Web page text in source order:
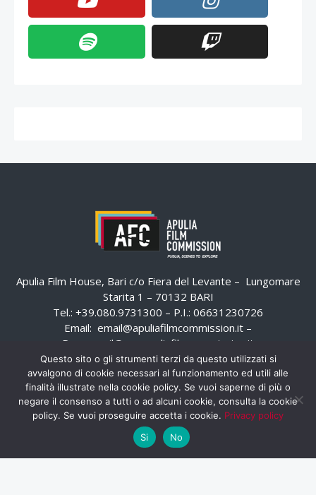
Apulia Film House, Bari c/o Fiera del Levante – Lungomare
Starita 1 – 70132 BARI
Tel.: +39.080.9731300 – P.I.: 06631230726
Email: email@apuliafilmcommission.it –
Pec:
email@pec.apuliafilmcommission.it
Questo sito o gli strumenti terzi da questo utilizzati si
avvalgono di cookie necessari al funzionamento ed utili alle
finalità illustrate nella cookie policy. Se vuoi saperne di più o
negare il consenso a tutti o ad alcuni cookie, consulta la cookie
policy. Se vuoi proseguire accetta i cookie. Privacy policy
Si
No